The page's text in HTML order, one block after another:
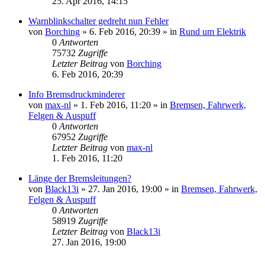
Warnblinkschalter gedreht nun Fehler
von Borching » 6. Feb 2016, 20:39 » in Rund um Elektrik
0 Antworten
75732 Zugriffe
Letzter Beitrag von Borching
6. Feb 2016, 20:39
Info Bremsdruckminderer
von max-nl » 1. Feb 2016, 11:20 » in Bremsen, Fahrwerk,
Felgen & Auspuff
0 Antworten
67952 Zugriffe
Letzter Beitrag von max-nl
1. Feb 2016, 11:20
Länge der Bremsleitungen?
von Black13i » 27. Jan 2016, 19:00 » in Bremsen, Fahrwerk,
Felgen & Auspuff
0 Antworten
58919 Zugriffe
Letzter Beitrag von Black13i
27. Jan 2016, 19:00